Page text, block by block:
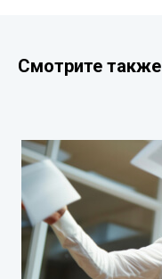
Смотрите также